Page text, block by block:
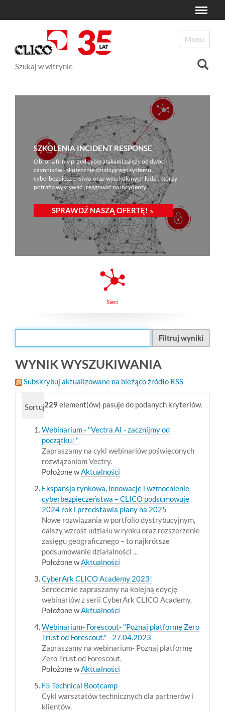
Toggle
SZKOLENIA INCIDENT RESPONSE
Obrona firmy przed cyberatakami zależy od dwóch
czynników - skutecznie działającego systemu
cyberbezpieczeństwa oraz wyszkolonych ludzi, którzy
potrafią wykrywać i reagować na incydenty.
SPRAWDŹ NASZĄ OFERTĘ!
Sieci
Filtruj wyniki
WYNIK WYSZUKIWANIA
Subskrybuj aktualizowane na bieżąco źródło RSS
229element(ów) pasuje do podanych kryteriów.
Sortuj wg trafność data (od najnowszych)
Webinarium - "Vectra AI - zacznijmy od
początku! "
Zapraszamy na cykl webinariów poświęconych
rozwiązaniom Vectry.
Położone wAktualności
Ekspansja rynkowa, innowacje i wzmocnienie
cyberbezpieczeństwa – CLICO podsumowuje
2024 rok i przedstawia plany na 2025
Nowe rozwiązania w portfolio dystrybucyjnym,
dalszy wzrost udziału w rynku oraz rozszerzenie
zasięgu geograficznego – to najkrótsze
podsumowanie działalności ...
Położone wAktualności
CyberArk CLICO Academy 2023!
Serdecznie zapraszamy na kolejną edycję
webinariów z serii CyberArk CLICO Academy.
Położone wAktualności
Webinarium- Forescout- "Poznaj platformę Zero
Trust od Forescout." - 27.04.2023
Zapraszamy na webinarium- Poznaj platformę
Zero Trust od Forescout.
Położone wAktualności
F5 Technical Bootcamp
Cykl warsztatów technicznych dla partnerów i
klientów.